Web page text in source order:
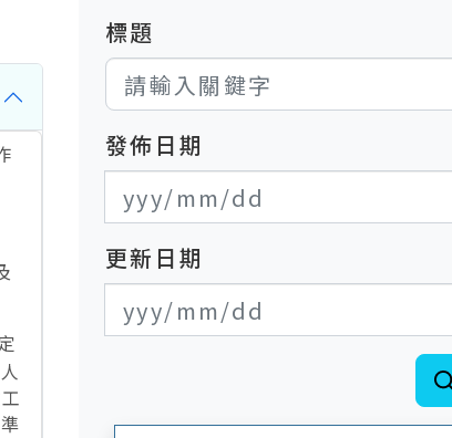
標題
發佈日期
發布日期開始
發布日期結束
更新日期
更新日期開始
更新日期結束